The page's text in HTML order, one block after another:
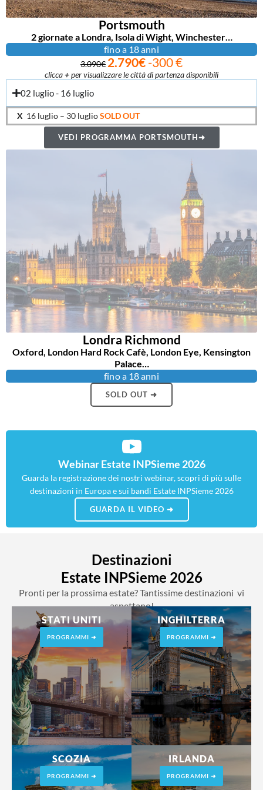
Portsmouth
2 giornate a Londra, Isola di Wight, Winchester…
fino a 18 anni
3.090€ 2.790€ -300 €
clicca+per visualizzare le città di partenza disponibili
02 luglio - 16 luglio
X 16 luglio – 30 luglioSOLD OUT
VEDI PROGRAMMA PORTSMOUTH➜
Londra Richmond
Oxford, London Hard Rock Cafè, London Eye, Kensington
Palace…
fino a 18 anni
SOLD OUT ➜
Webinar Estate INPSieme 2026
Guarda la registrazione dei nostri webinar, scopri di più sulle
destinazioni in Europa e sui bandi Estate INPSieme 2026
GUARDA IL VIDEO ➜
Destinazioni
Estate INPSieme 2026
Pronti per la prossima estate? Tantissime destinazioni vi
aspettano!
STATI UNITI
PROGRAMMI ➜
INGHILTERRA
PROGRAMMI ➜
SCOZIA
PROGRAMMI ➜
IRLANDA
PROGRAMMI ➜